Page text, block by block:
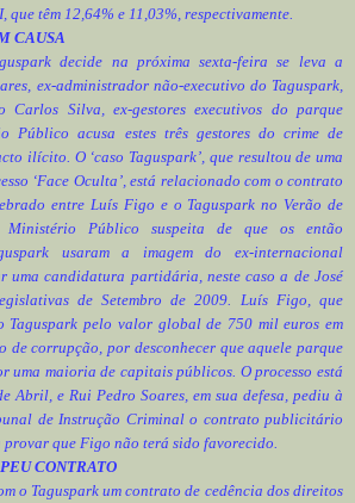
têm 12,64% e 11,03%, respectivamente.
CAUSA
decide na próxima sexta-feira se leva a
ex-administrador não-executivo do Taguspark,
Carlos Silva, ex-gestores executivos do parque
Público acusa estes três gestores do crime de
ilícito. O ‘caso Taguspark’, que resultou de uma
‘Face Oculta’, está relacionado com o contrato
entre Luís Figo e o Taguspark no Verão de
Público suspeita de que os então
usaram a imagem do ex-internacional
uma candidatura partidária, neste caso a de José
de Setembro de 2009. Luís Figo, que
Taguspark pelo valor global de 750 mil euros em
de corrupção, por desconhecer que aquele parque
uma maioria de capitais públicos. O processo está
Abril, e Rui Pedro Soares, em sua defesa, pediu à
de Instrução Criminal o contrato publicitário
que Figo não terá sido favorecido.
CONTRATO
o Taguspark um contrato de cedência dos direitos